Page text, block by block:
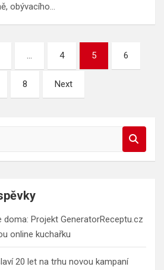
obývacího…
… 4 5 6
8 Next
Projekt GeneratorReceptu.cz
online kuchařku
20 let na trhu novou kampaní